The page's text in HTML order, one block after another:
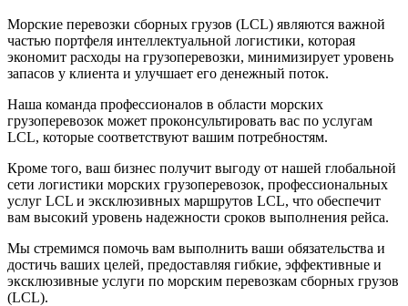
Морские перевозки сборных грузов (LCL) являются важной
частью портфеля интеллектуальной логистики, которая
экономит расходы на грузоперевозки, минимизирует уровень
запасов у клиента и улучшает его денежный поток.
Наша команда профессионалов в области морских
грузоперевозок может проконсультировать вас по услугам
LCL, которые соответствуют вашим потребностям.
Кроме того, ваш бизнес получит выгоду от нашей глобальной
сети логистики морских грузоперевозок, профессиональных
услуг LCL и эксклюзивных маршрутов LCL, что обеспечит
вам высокий уровень надежности сроков выполнения рейса.
Мы стремимся помочь вам выполнить ваши обязательства и
достичь ваших целей, предоставляя гибкие, эффективные и
эксклюзивные услуги по морским перевозкам сборных грузов
(LCL).